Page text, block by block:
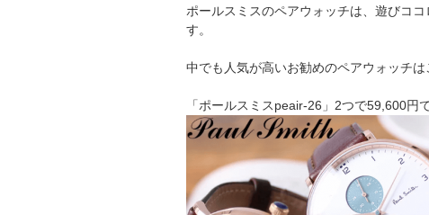
ポールスミスのペアウォッチは、遊びコ
す。
中でも人気が高いお勧めのペアウォッチは
「ポールスミスpeair-26」2つで59,600円で